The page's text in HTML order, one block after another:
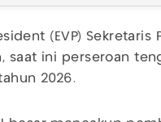
(EVP) Sekretaris
saat ini perseroan
2026.